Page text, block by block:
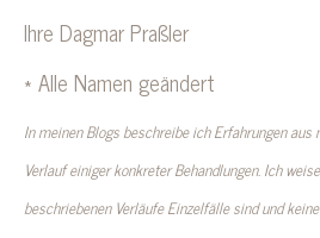
Ihre Dagmar Praßler
* Alle Namen geändert
In meinen Blogs beschreibe ich Erfahrungen
Verlauf einiger konkreter Behandlungen. Ich
beschriebenen Verläufe Einzelfälle sind und